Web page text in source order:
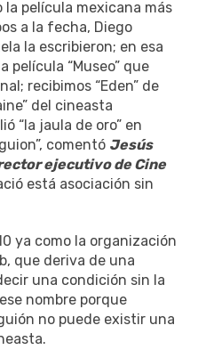
película mexicana más
a la fecha, Diego
la escribieron; en esa
película “Museo” que
recibimos “Eden” de
del cineasta
“la jaula de oro” en
comentó Jesús
ejecutivo de Cine
está asociación sin
ya como la organización
que deriva de una
una condición sin la
nombre porque
no puede existir una